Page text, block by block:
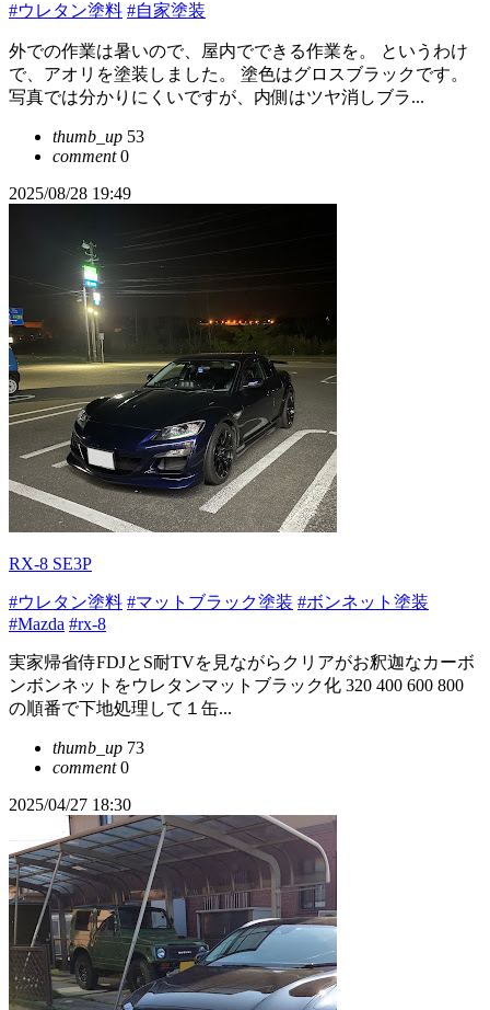
#ウレタン塗料 #自家塗装
外での作業は暑いので、屋内でできる作業を。 というわけ
で、アオリを塗装しました。 塗色はグロスブラックです。
写真では分かりにくいですが、内側はツヤ消しブラ...
thumb_up 53
comment0
2025/08/28 19:49
RX-8 SE3P
#ウレタン塗料 #マットブラック塗装 #ボンネット塗装
#Mazda #rx-8
実家帰省侍FDJとS耐TVを見ながらクリアがお釈迦なカーボ
ンボンネットをウレタンマットブラック化 320 400 600 800
の順番で下地処理して１缶...
thumb_up 73
comment0
2025/04/27 18:30